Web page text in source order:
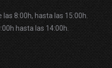
8:00h, hasta las 15:00h.
hasta las 14:00h.